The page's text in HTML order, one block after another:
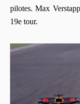
pilotes. Max
19e tour.